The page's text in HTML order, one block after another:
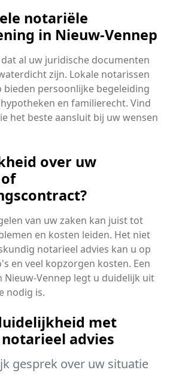
notariële
in Nieuw-Vennep
al uw juridische documenten
zijn. Lokale notarissen
bieden persoonlijke begeleiding
en familierecht. Vind
het beste aansluit bij uw wensen
over uw
van uw zaken kan juist tot
en kosten leiden. Het niet
notarieel advies kan u op
en veel kopzorgen kosten. Een
Nieuw-Vennep legt u duidelijk uit
nodig is.
met
advies
gesprek over uw situatie